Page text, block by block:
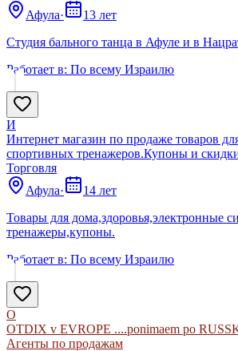
Афула·
13 лет
Студия бального танца в Афуле и в
Работает в: По всему Израилю
И
Интернет магазин по продаже товаров
спортивных тренажеров.Купоны и
Торговля
Афула·
14 лет
Товары для дома,здоровья,электронные
тренажеры,купоны.
Работает в: По всему Израилю
O
OTDIX v EVROPE ....ponimaem po
Агенты по продажам